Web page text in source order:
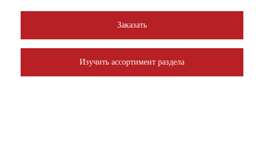
Заказать
Изучить ассортимент раздела